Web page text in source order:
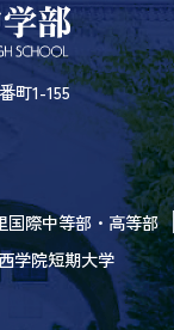
町1-155
国際中等部・高等部
学院短期大学